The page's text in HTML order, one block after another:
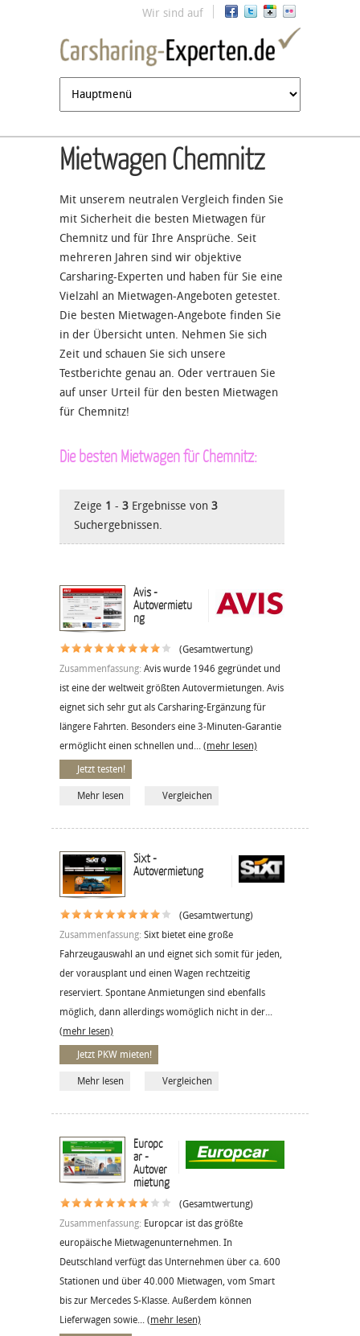
Jump to navigation
Wir sind auf
Mietwagen Chemnitz
Mit unserem neutralen Vergleich finden Sie
mit Sicherheit die besten Mietwagen für
Chemnitz und für Ihre Ansprüche. Seit
mehreren Jahren sind wir objektive
Carsharing-Experten und haben für Sie eine
Vielzahl an Mietwagen-Angeboten getestet.
Die besten Mietwagen-Angebote finden Sie
in der Übersicht unten. Nehmen Sie sich
Zeit und schauen Sie sich unsere
Testberichte genau an. Oder vertrauen Sie
auf unser Urteil für den besten Mietwagen
für Chemnitz!
Die besten Mietwagen für Chemnitz:
Zeige 1 - 3 Ergebnisse von 3
Suchergebnissen.
Avis -
Autovermietu
ng
(Gesamtwertung)
Zusammenfassung: Avis wurde 1946 gegründet und
ist eine der weltweit größten Autovermietungen. Avis
eignet sich sehr gut als Carsharing-Ergänzung für
längere Fahrten. Besonders eine 3-Minuten-Garantie
ermöglicht einen schnellen und... (mehr lesen)
Jetzt testen!
Mehr lesen Vergleichen
Sixt -
Autovermietung
(Gesamtwertung)
Zusammenfassung: Sixt bietet eine große
Fahrzeugauswahl an und eignet sich somit für jeden,
der vorausplant und einen Wagen rechtzeitig
reserviert. Spontane Anmietungen sind ebenfalls
möglich, dann allerdings womöglich nicht in der...
(mehr lesen)
Jetzt PKW mieten!
Mehr lesen Vergleichen
Europc
ar -
Autover
mietung
(Gesamtwertung)
Zusammenfassung: Europcar ist das größte
europäische Mietwagenunternehmen. In
Deutschland verfügt das Unternehmen über ca. 600
Stationen und über 40.000 Mietwagen, vom Smart
bis zur Mercedes S-Klasse. Außerdem können
Lieferwagen sowie... (mehr lesen)